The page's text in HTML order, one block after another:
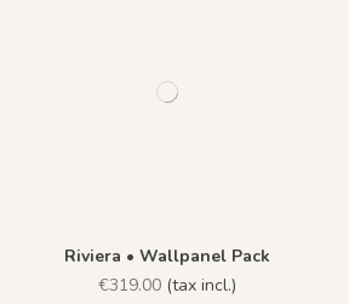
Riviera • Wallpanel Pack
€319.00 (tax incl.)